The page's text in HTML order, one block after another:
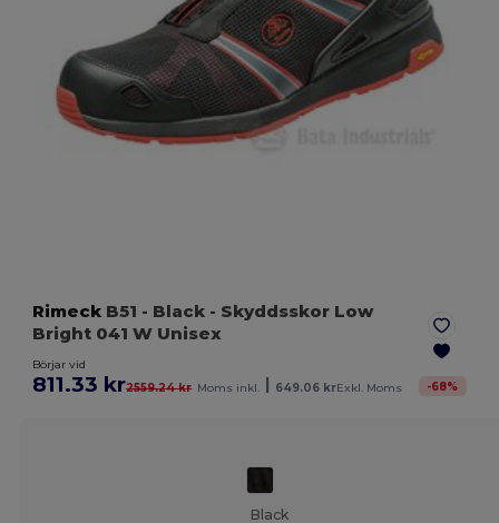
Rimeck B51 - Black - Skyddsskor Low
Bright 041 W Unisex
Börjar vid
811.33 kr2559.24 kr Moms inkl. 649.06 krExkl. Moms -68%
Black